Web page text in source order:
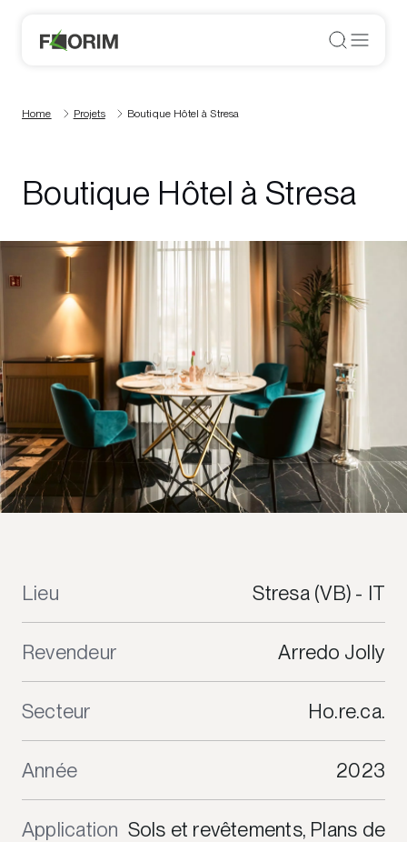
Home Projets Boutique Hôtel à Stresa
Boutique Hôtel à Stresa
Lieu Stresa (VB) - IT
Revendeur Arredo Jolly
Secteur Ho.re.ca.
Année 2023
Application Sols et revêtements, Plans de